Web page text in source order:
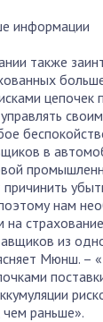
информации
также
цепочек
в
нам
на
из
Мюнш. –
раньше».